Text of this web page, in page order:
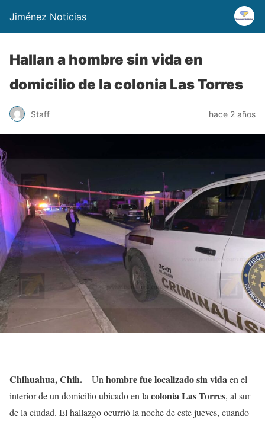
Jiménez Noticias
Hallan a hombre sin vida en
domicilio de la colonia Las Torres
Staff hace 2 años
Chihuahua, Chih.– Unhombre fue localizado sin vidaen el
interior de un domicilio ubicado en lacolonia Las Torres, al sur
de la ciudad. El hallazgo ocurrió la noche de este jueves, cuando